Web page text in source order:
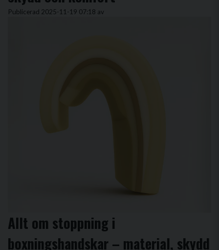
Publicerad 2025-11-19 07:18 av
Allt om stoppning i
boxningshandskar – material, skydd